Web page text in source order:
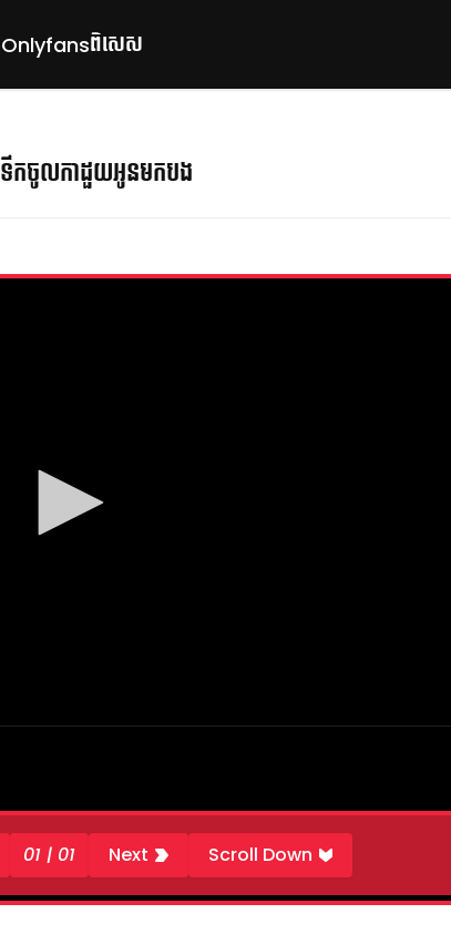
Onlyfansពិសេស
កចូលកាដួយអូនមកបង
01 | 01 Next Scroll Down